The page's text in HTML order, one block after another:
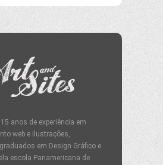
anos de experiência em
web e ilustrações,
em Design Gráfico e
escola Panamericana de